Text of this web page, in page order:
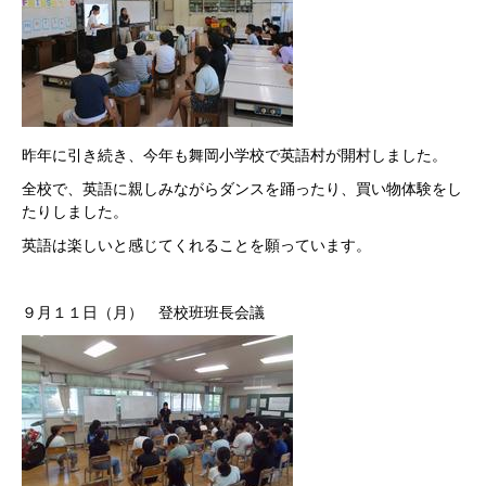
昨年に引き続き、今年も舞岡小学校で英語村が開村しました。
全校で、英語に親しみながらダンスを踊ったり、買い物体験をし
たりしました。
英語は楽しいと感じてくれることを願っています。
９月１１日（月） 登校班班長会議